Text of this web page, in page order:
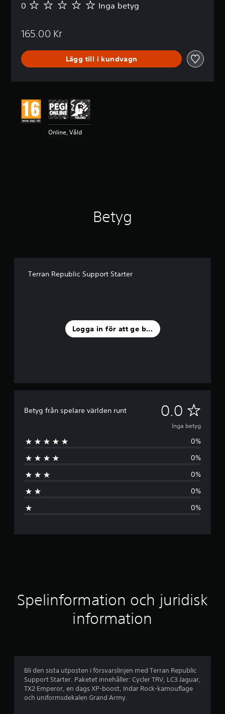
I
a
e
t
0 Inga betyg
165.00 Kr
Lägg till i kundvagn
Online, Våld
Betyg
Terran Republic Support Starter
Logga in för att ge betyg
Betyg från spelare världen runt 0.0
n
g
e
y
Inga betyg
0%
0%
0%
0%
0%
Spelinformation och juridisk
information
Bli den sista utposten i försvarslinjen med Terran Republic
Support Starter. Paketet innehåller: Cycler TRV, LC3 Jaguar,
TX2 Emperor, en dags XP-boost, Indar Rock-kamouflage
och uniformsdekalen Grand Army.